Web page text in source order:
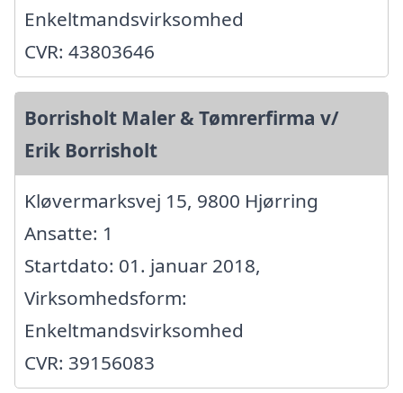
Enkeltmandsvirksomhed
CVR: 43803646
Borrisholt Maler & Tømrerfirma v/
Erik Borrisholt
Kløvermarksvej 15, 9800 Hjørring
Ansatte: 1
Startdato: 01. januar 2018,
Virksomhedsform:
Enkeltmandsvirksomhed
CVR: 39156083